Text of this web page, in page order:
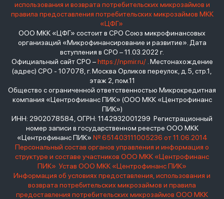
использования и возврата потребительских микрозаймов и
правила предоставления потребительских микрозаймов МКК
«ЦФГ»
ООО МКК «ЦФГ» состоит в СРО Союз микрофинансовых
организаций «Микрофинансирование и развитие». Дата
вступления в СРО – 11.03.2022 г.
Официальный сайт СРО –https://npmir.ru/. Местонахождение
(адрес) СРО - 107078, г. Москва Орликов переулок, д.5, стр.1,
этаж 2, пом.11
Общество с ограниченной ответственностью Микрокредитная
компания «Центрофинанс ПИК» (ООО МКК «Центрофинанс
ПИК»)
ИНН: 2902078584, ОГРН: 1142932001299 Регистрационный
номер записи в государственном реестре ООО МКК
«Центрофинанс ПИК» № 651403111005236 от 11.06.2014
Персональный состав органов управления и информация о
структуре и составе участников ООО МКК «Центрофинанс
ПИК» Устав ООО МКК «Центрофинанс ПИК»
Информация об условиях предоставления, использования и
возврата потребительских микрозаймов и правила
предоставления потребительских микрозаймов ООО МКК